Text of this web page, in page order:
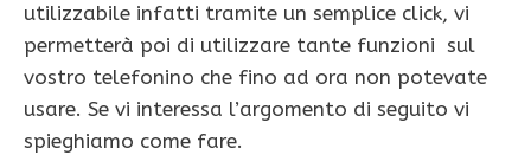
utilizzabile infatti tramite un semplice click, vi
permetterà poi di utilizzare tante funzioni sul
vostro telefonino che fino ad ora non potevate
usare. Se vi interessa l’argomento di seguito vi
spieghiamo come fare.